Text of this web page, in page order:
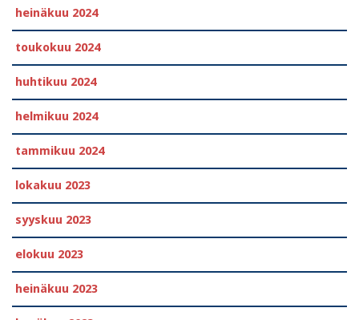
heinäkuu 2024
toukokuu 2024
huhtikuu 2024
helmikuu 2024
tammikuu 2024
lokakuu 2023
syyskuu 2023
elokuu 2023
heinäkuu 2023